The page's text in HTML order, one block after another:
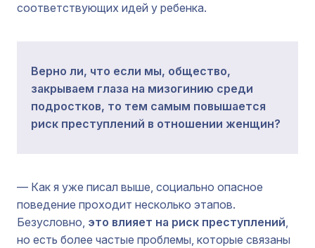
соответствующих идей у ребенка.
Верно ли, что если мы, общество,
закрываем глаза на мизогинию среди
подростков, то тем самым повышается
риск преступлений в отношении женщин?
— Как я уже писал выше, социально опасное
поведение проходит несколько этапов.
Безусловно, это влияет на риск преступлений,
но есть более частые проблемы, которые связаны